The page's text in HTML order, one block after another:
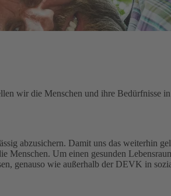
wir die Menschen und ihre Bedürfnisse
abzusichern. Damit uns das weiterhin
Menschen. Um einen gesunden
genauso wie außerhalb der DEVK in